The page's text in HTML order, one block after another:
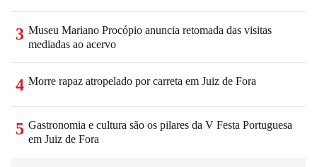
3 Museu Mariano Procópio anuncia retomada das visitas
mediadas ao acervo
4 Morre rapaz atropelado por carreta em Juiz de Fora
5 Gastronomia e cultura são os pilares da V Festa Portuguesa
em Juiz de Fora